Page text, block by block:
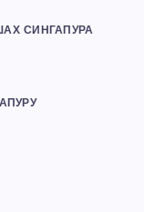
СИНГАПУРА